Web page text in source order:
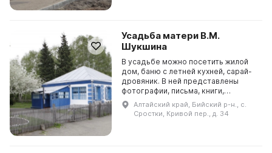
Усадьба матери В.М.
Шукшина
В усадьбе можно посетить жилой
дом, баню с летней кухней, сарай-
дровяник. В ней представлены
фотографии, письма, книги,
предметы личного пользования и
многое другое, что позволяет
почувствовать атмосф...
Алтайский край, Бийский р-н., с.
Сростки, Кривой пер., д. 34